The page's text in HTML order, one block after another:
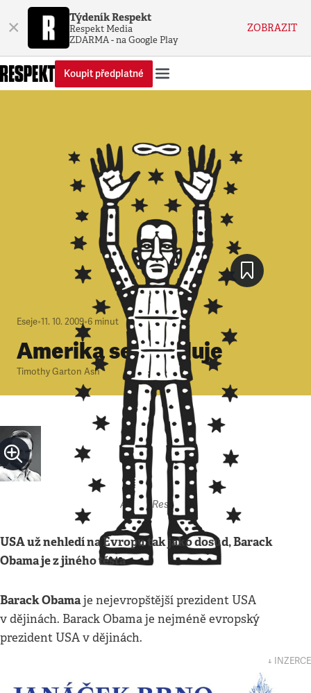
× Týdeník Respekt
Respekt Media
ZDARMA - na Google Play
ZOBRAZIT
Koupit předplatné
Eseje•11. 10. 2009•6 minut
Amerika se vzdaluje
Timothy Garton Ash
Autor: Respekt
USA už nehledí na Evropu tak jako dosud, Barack
Obama je z jiného těsta
Barack Obamaje nejevropštější prezident USA
v dějinách. Barack Obama je nejméně evropský
prezident USA v dějinách.
↓ INZERCE